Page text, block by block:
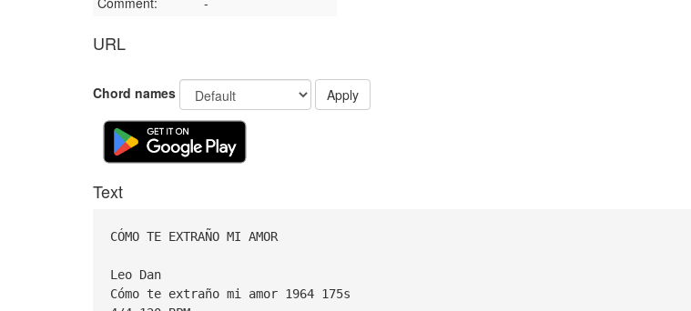
URL
Chord names Apply
Text
CÓMO TE EXTRAÑO MI AMOR
Leo Dan
Cómo te extraño mi amor 1964 175s